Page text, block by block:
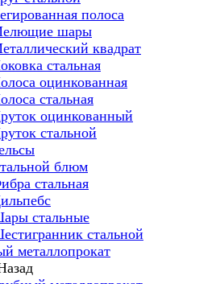
полоса
шары
квадрат
стальная
оцинкованная
стальная
оцинкованный
стальной
блюм
стальная
стальные
стальной
металлопрокат